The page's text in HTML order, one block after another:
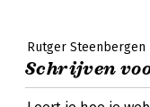
Rutger Steenbergen
Schrijven